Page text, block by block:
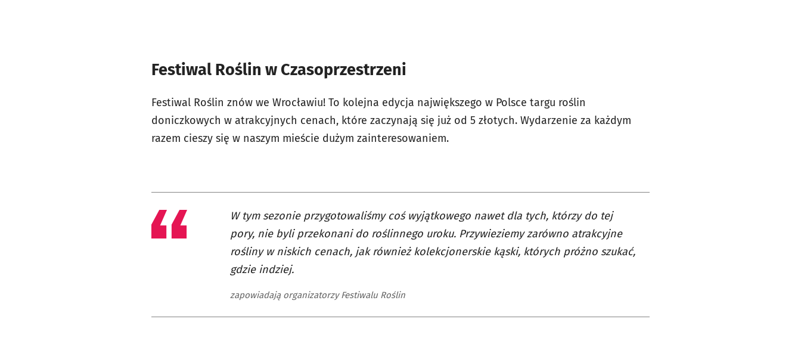
Festiwal Roślin w Czasoprzestrzeni
Festiwal Roślin znów we Wrocławiu! To kolejna edycja największego w Polsce targu roślin
doniczkowych w atrakcyjnych cenach, które zaczynają się już od 5 złotych. Wydarzenie za każdym
razem cieszy się w naszym mieście dużym zainteresowaniem.
W tym sezonie przygotowaliśmy coś wyjątkowego nawet dla tych, którzy do tej
pory, nie byli przekonani do roślinnego uroku. Przywieziemy zarówno atrakcyjne
rośliny w niskich cenach, jak również kolekcjonerskie kąski, których próżno szukać,
gdzie indziej.
zapowiadają organizatorzy Festiwalu Roślin